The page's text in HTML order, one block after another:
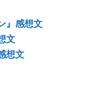
』感想文
文
想文